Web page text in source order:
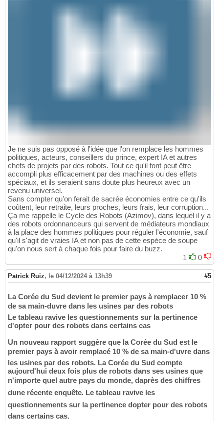
Je ne suis pas opposé à l'idée que l'on remplace les hommes
politiques, acteurs, conseillers du prince, expert IA et autres
chefs de projets par des robots. Tout ce qu'il font peut être
accompli plus efficacement par des machines ou des effets
spéciaux, et ils seraient sans doute plus heureux avec un
revenu universel.
Sans compter qu'on ferait de sacrée économies entre ce qu'ils
coûtent, leur retraite, leurs proches, leurs frais, leur corruption...
Ça me rappelle le Cycle des Robots (Azimov), dans lequel il y a
des robots ordonnanceurs qui servent de médiateurs mondiaux
à la place des hommes politiques pour réguler l'économie, sauf
qu'il s'agit de vraies IA et non pas de cette espèce de soupe
qu'on nous sert à chaque fois pour faire du buzz.
1
0
Patrick Ruiz, le 04/12/2024 à 13h39 #5
La Corée du Sud devient le premier pays à remplacer 10 %
de sa main-duvre dans les usines par des robots
Le tableau ravive les questionnements sur la pertinence
d'opter pour des robots dans certains cas
Un nouveau rapport suggère que la Corée du Sud est le
premier pays à avoir remplacé 10 % de sa main-d'uvre dans
les usines par des robots. La Corée du Sud compte
aujourd'hui deux fois plus de robots dans ses usines que
n'importe quel autre pays du monde, daprès des chiffres
dune récente enquête. Le tableau ravive les
questionnements sur la pertinence dopter pour des robots
dans certains cas.